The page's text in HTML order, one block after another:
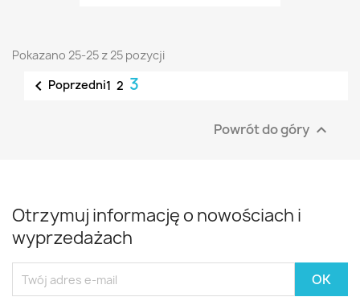
Pokazano 25-25 z 25 pozycji
 Poprzedni1 2 3
Powrót do góry 
Otrzymuj informację o nowościach i
wyprzedażach